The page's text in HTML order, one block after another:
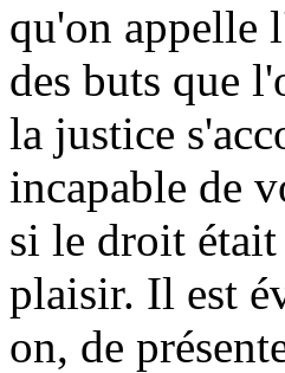
qu'on appelle
des buts que
la justice
incapable de
si le droit
plaisir. Il est
on, de